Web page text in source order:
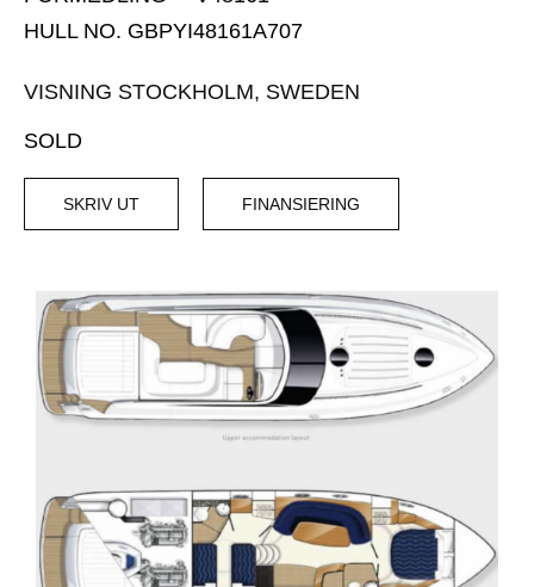
HULL NO. GBPYI48161A707
VISNING STOCKHOLM, SWEDEN
SOLD
SKRIV UT FINANSIERING